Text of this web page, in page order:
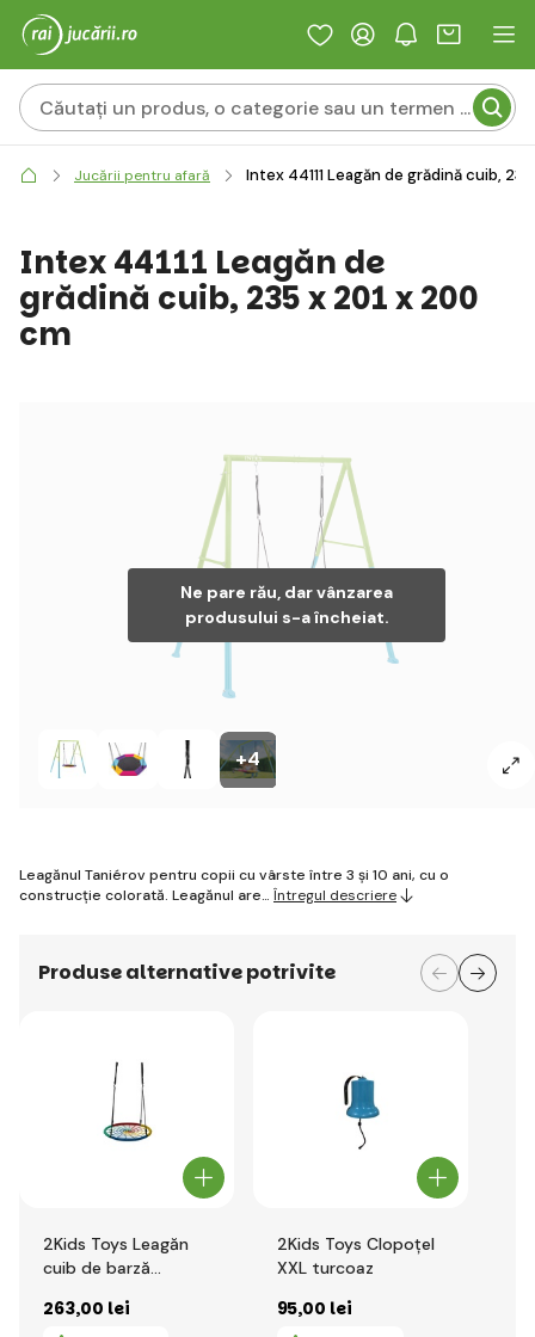
Jucării pentru afară Intex 44111 Leagăn de grădină cuib,
+4
Ne pare rău, dar vânzarea
produsului s-a încheiat.
Intex 44111 Leagăn de
grădină cuib, 235 x 201 x 200
cm
Leagănul Taniérov pentru copii cu vârste între 3 și 10 ani, cu o
construcție colorată. Leagănul are… Întregul descriere
Produse alternative potrivite
2Kids Toys Leagăn
cuib de barză
263,00 lei
2Kids Toys Clopoțel
XXL turcoaz
95,00 lei